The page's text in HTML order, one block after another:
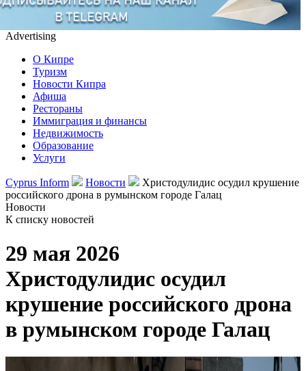
Advertising
О Кипре
Туризм
Новости Кипра
Афиша
Рестораны
Иммиграция и финансы
Недвижимость
Образование
Услуги
Cyprus Inform Новости
Христодулидис осудил крушение
российского дрона в румынском городе Галац
Новости
К списку новостей
29 мая 2026
Христодулидис осудил
крушение российского дрона
в румынском городе Галац